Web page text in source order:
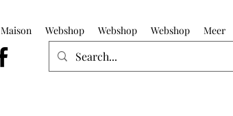
Maison Webshop Webshop Webshop Meer